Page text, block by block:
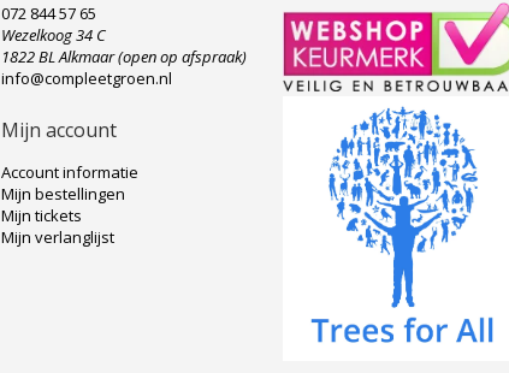
072 844 57 65
Wezelkoog 34 C
1822 BL Alkmaar (open op afspraak)
info@compleetgroen.nl
Mijn account
Account informatie
Mijn bestellingen
Mijn tickets
Mijn verlanglijst